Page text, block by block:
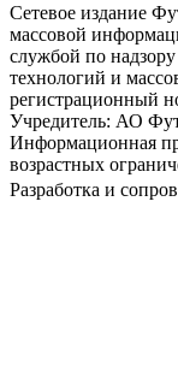
Сетевое издание
массовой
службой по
технологий и
регистрационный
Учредитель: АО
Информационная
возрастных
Разработка и